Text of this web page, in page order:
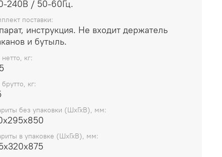
240В / 50-60Гц.
поставки:
инструкция. Не входит держатель
и бутыль.
кг:
кг:
без упаковки (ШхГхВ), мм:
в упаковке (ШхГхВ), мм: